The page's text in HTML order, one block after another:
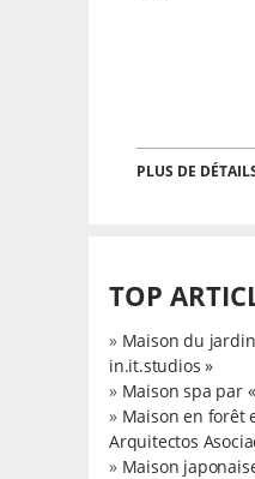
PLUS DE
TOP
» Maison du
in.it.studios »
» Maison spa par
» Maison en forêt
Arquitectos
» Maison